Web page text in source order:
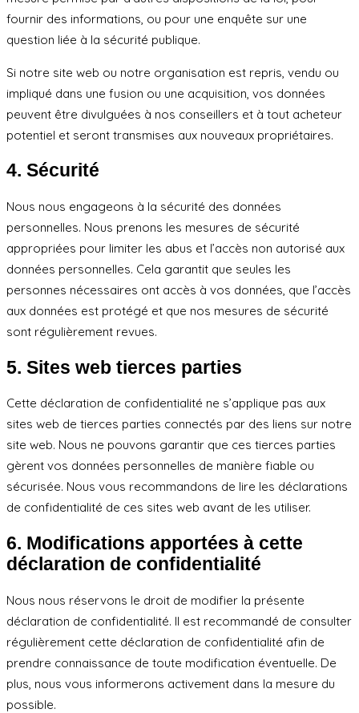
fournir des informations, ou pour une enquête sur une
question liée à la sécurité publique.
Si notre site web ou notre organisation est repris, vendu ou
impliqué dans une fusion ou une acquisition, vos données
peuvent être divulguées à nos conseillers et à tout acheteur
potentiel et seront transmises aux nouveaux propriétaires.
4. Sécurité
Nous nous engageons à la sécurité des données
personnelles. Nous prenons les mesures de sécurité
appropriées pour limiter les abus et l’accès non autorisé aux
données personnelles. Cela garantit que seules les
personnes nécessaires ont accès à vos données, que l’accès
aux données est protégé et que nos mesures de sécurité
sont régulièrement revues.
5. Sites web tierces parties
Cette déclaration de confidentialité ne s’applique pas aux
sites web de tierces parties connectés par des liens sur notre
site web. Nous ne pouvons garantir que ces tierces parties
gèrent vos données personnelles de manière fiable ou
sécurisée. Nous vous recommandons de lire les déclarations
de confidentialité de ces sites web avant de les utiliser.
6. Modifications apportées à cette
déclaration de confidentialité
Nous nous réservons le droit de modifier la présente
déclaration de confidentialité. Il est recommandé de consulter
régulièrement cette déclaration de confidentialité afin de
prendre connaissance de toute modification éventuelle. De
plus, nous vous informerons activement dans la mesure du
possible.